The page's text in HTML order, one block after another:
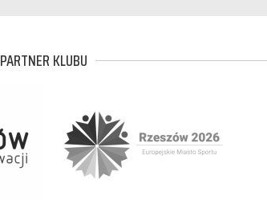
PARTNER KLUBU